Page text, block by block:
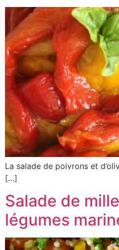
La salade de poivrons et
[…]
Salade de
légumes